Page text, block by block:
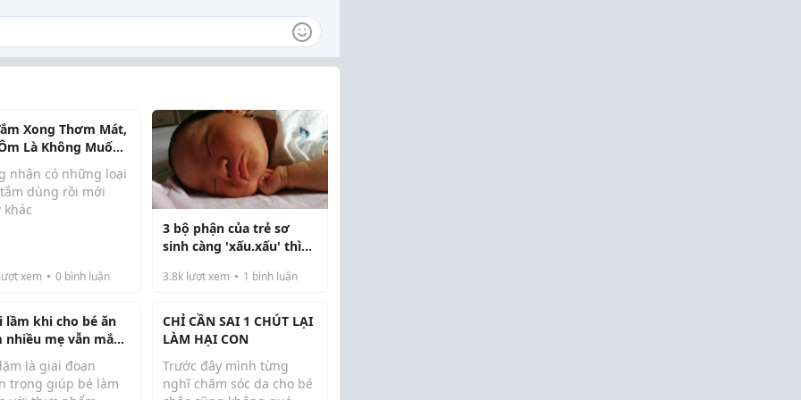
Xong Thơm Mát,
Là Không Muốn
nhận có những loại
dùng rồi mới
khác
ôm mãi thôi.
mẹ nào muốn tìm
thì xem thử:
www.faceb...
lượt xem 0 bình luận
3 bộ phận của trẻ sơ
sinh càng 'xấu.xấu' thì
3.8klượt xem 1 bình luận
lầm khi cho bé ăn
nhiều mẹ vẫn mắc
là giai đoạn
trọng giúp bé làm
CHỈ CẦN SAI 1 CHÚT LẠI
LÀM HẠI CON
Trước đây mình từng
nghĩ chăm sóc da cho bé